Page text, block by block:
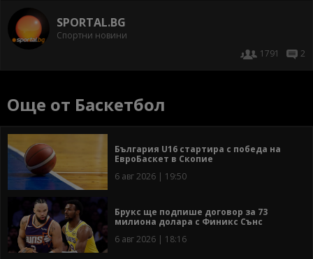
SPORTAL.BG
Спортни новини
1791
2
Още от Баскетбол
България U16 стартира с победа на
ЕвроБаскет в Скопие
6 авг 2026 | 19:50
Брукс ще подпише договор за 73
милиона долара с Финикс Сънс
6 авг 2026 | 18:16